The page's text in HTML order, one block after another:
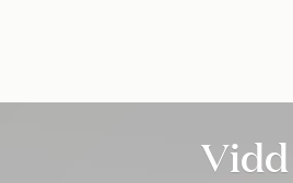
Vidd